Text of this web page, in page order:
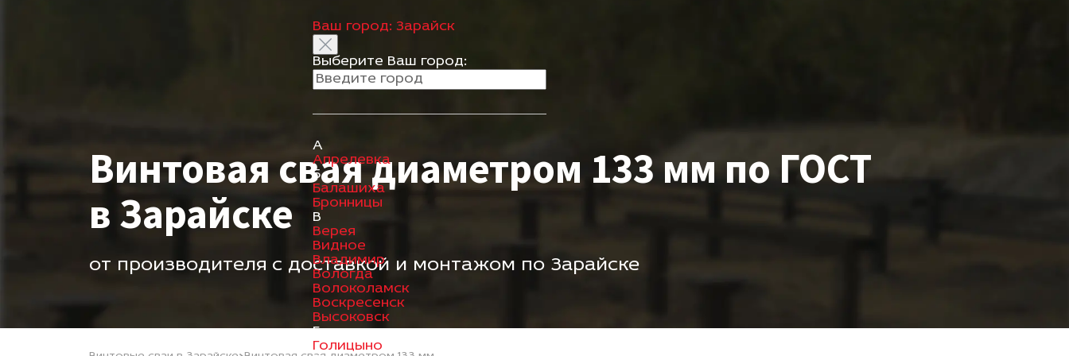
Ваш город: Зарайск
Выберите Ваш город:
А
Апрелевка
Б
Балашиха
Бронницы
В
Верея
Видное
Владимир
Вологда
Волоколамск
Воскресенск
Высоковск
Г
Голицыно
Винтовая свая диаметром 133 ммпо ГОСТ
в Зарайске
от производителя с доставкой и монтажом по Зарайске